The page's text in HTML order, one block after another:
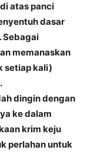
atas panci
dasar
Sebagai
memanaskan
setiap kali)
dingin dengan
ke dalam
krim keju
perlahan untuk